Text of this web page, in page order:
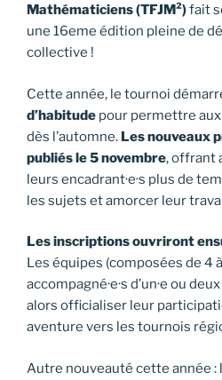
Mathématiciens (TFJM²)fait
une 16eme édition pleine de
collective !
Cette année, le tournoi
d’habitude pour permettre
dès l’automne. Les nouveaux
publiés le 5 novembre, offrant
leurs encadrant·e·s plus de
les sujets et amorcer leur
Les inscriptions ouvriront
Les équipes (composées de 4 à
accompagné·e·s d’un·e ou
alors officialiser leur
aventure vers les tournois
Autre nouveauté cette année :